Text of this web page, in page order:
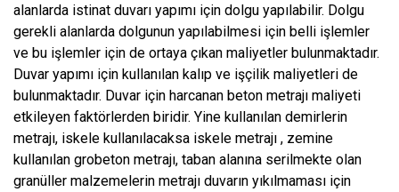
alanlarda istinat duvarı yapımı için dolgu yapılabilir. Dolgu
gerekli alanlarda dolgunun yapılabilmesi için belli işlemler
ve bu işlemler için de ortaya çıkan maliyetler bulunmaktadır.
Duvar yapımı için kullanılan kalıp ve işçilik maliyetleri de
bulunmaktadır. Duvar için harcanan beton metrajı maliyeti
etkileyen faktörlerden biridir. Yine kullanılan demirlerin
metrajı, iskele kullanılacaksa iskele metrajı , zemine
kullanılan grobeton metrajı, taban alanına serilmekte olan
granüller malzemelerin metrajı duvarın yıkılmaması için